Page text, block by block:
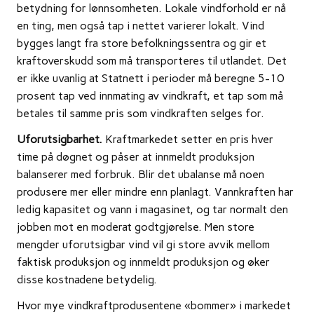
betydning for lønnsomheten. Lokale vindforhold er nå
en ting, men også tap i nettet varierer lokalt. Vind
bygges langt fra store befolkningssentra og gir et
kraftoverskudd som må transporteres til utlandet. Det
er ikke uvanlig at Statnett i perioder må beregne 5-10
prosent tap ved innmating av vindkraft, et tap som må
betales til samme pris som vindkraften selges for.
Uforutsigbarhet. Kraftmarkedet setter en pris hver
time på døgnet og påser at innmeldt produksjon
balanserer med forbruk. Blir det ubalanse må noen
produsere mer eller mindre enn planlagt. Vannkraften har
ledig kapasitet og vann i magasinet, og tar normalt den
jobben mot en moderat godtgjørelse. Men store
mengder uforutsigbar vind vil gi store avvik mellom
faktisk produksjon og innmeldt produksjon og øker
disse kostnadene betydelig.
Hvor mye vindkraftprodusentene «bommer» i markedet